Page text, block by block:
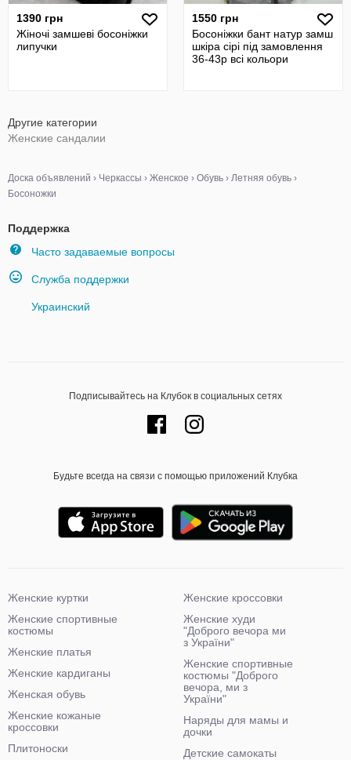
1390 грн
Жіночі замшеві босоніжки
липучки
1550 грн
Босоніжки бант натур замш
шкіра сірі під замовлення
36-43р всі кольори
Другие категории
Женские сандалии
Доска объявлений › Черкассы › Женское › Обувь › Летняя обувь ›
Босоножки
Поддержка
Часто задаваемые вопросы
Служба поддержки
Украинский
Подписывайтесь на Клубок в социальных сетях
Будьте всегда на связи с помощью приложений Клубка
Женские куртки
Женские спортивные
костюмы
Женские платья
Женские кардиганы
Женская обувь
Женские кожаные
кроссовки
Плитоноски
Женские кроссовки
Женские худи
"Доброго вечора ми
з України"
Женские спортивные
костюмы "Доброго
вечора, ми з
України"
Наряды для мамы и
дочки
Детские самокаты